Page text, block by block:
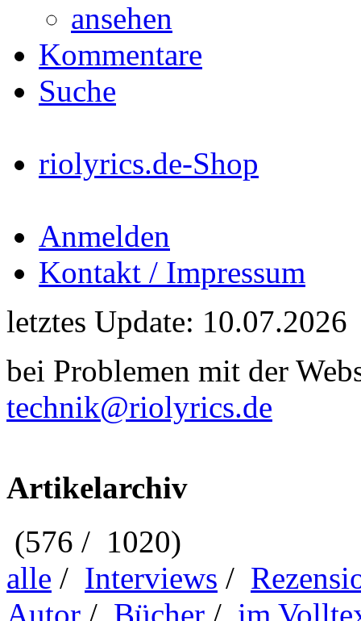
ansehen
Kommentare
Suche
riolyrics.de-Shop
Anmelden
Kontakt / Impressum
letztes Update: 10.07.2026
bei Problemen mit der
technik@riolyrics.de
Artikelarchiv
(576 / 1020)
alle / Interviews /
Autor / Bücher / im